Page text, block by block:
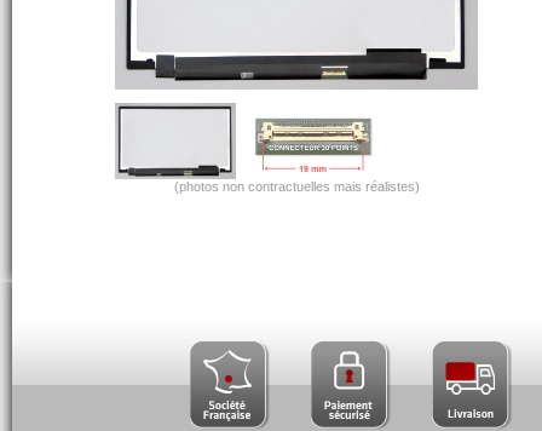
(photos non contractuelles mais réalistes)